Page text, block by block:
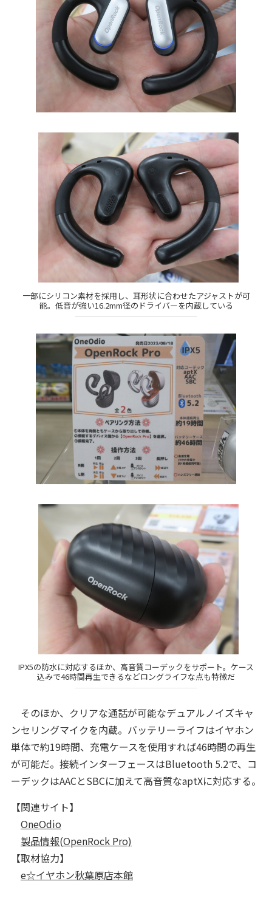
一部にシリコン素材を採用し、耳形状に合わせたアジャストが可
能。低音が強い16.2mm径のドライバーを内蔵している
IPX5の防水に対応するほか、高音質コーデックをサポート。ケース
込みで46時間再生できるなどロングライフな点も特徴だ
そのほか、クリアな通話が可能なデュアルノイズキャ
ンセリングマイクを内蔵。バッテリーライフはイヤホン
単体で約19時間、充電ケースを使用すれば46時間の再生
が可能だ。接続インターフェースはBluetooth 5.2で、コ
ーデックはAACとSBCに加えて高音質なaptXに対応する。
【関連サイト】
OneOdio
製品情報(OpenRock Pro)
【取材協力】
e☆イヤホン秋葉原店本館